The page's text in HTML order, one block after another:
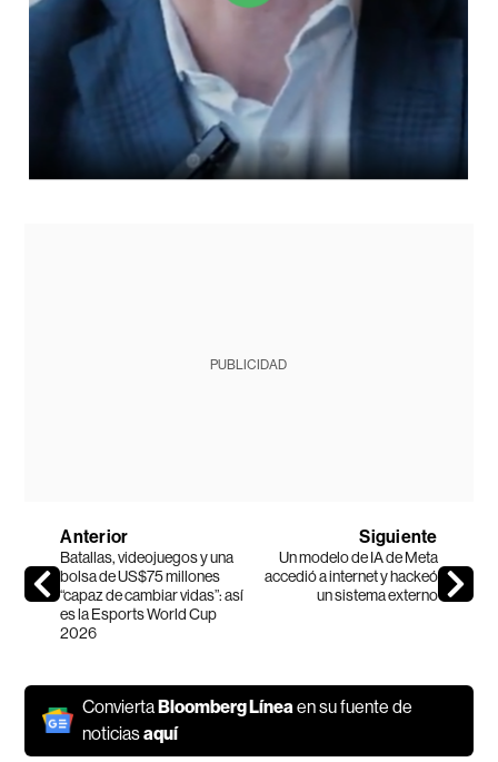
PUBLICIDAD
Anterior
Batallas, videojuegos y una
bolsa de US$75 millones
“capaz de cambiar vidas”: así
es la Esports World Cup
2026
Siguiente
Un modelo de IA de Meta
accedió a internet y hackeó
un sistema externo
ConviertaBloomberg Línea en su fuente de
noticiasaquí